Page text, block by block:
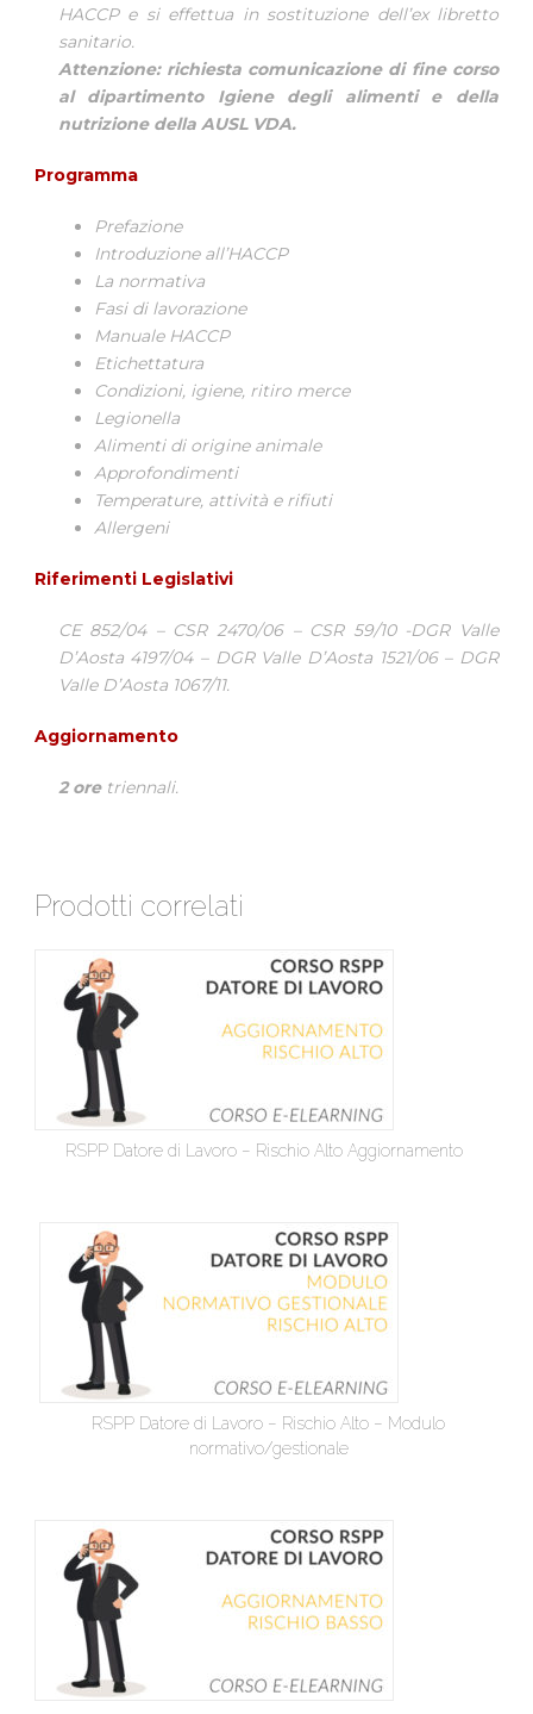
HACCP e si effettua in sostituzione dell’ex libretto
sanitario.
Attenzione: richiesta comunicazione di fine corso
al dipartimento Igiene degli alimenti e della
nutrizione della AUSL VDA.
Programma
Prefazione
Introduzione all’HACCP
La normativa
Fasi di lavorazione
Manuale HACCP
Etichettatura
Condizioni, igiene, ritiro merce
Legionella
Alimenti di origine animale
Approfondimenti
Temperature, attività e rifiuti
Allergeni
Riferimenti Legislativi
CE 852/04 – CSR 2470/06 – CSR 59/10 -DGR Valle
D’Aosta 4197/04 – DGR Valle D’Aosta 1521/06 – DGR
Valle D’Aosta 1067/11.
Aggiornamento
2 ore triennali.
Prodotti correlati
RSPP Datore di Lavoro – Rischio Alto Aggiornamento
RSPP Datore di Lavoro – Rischio Alto – Modulo
normativo/gestionale